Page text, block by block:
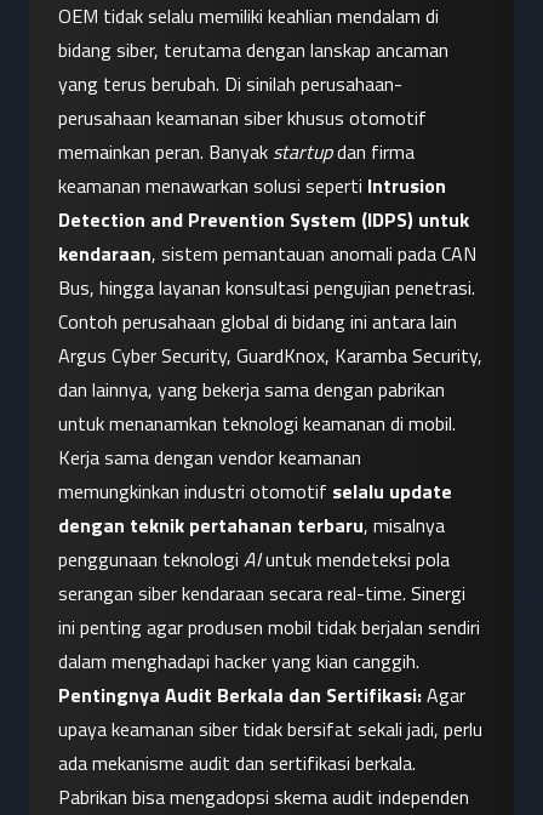
OEM tidak selalu memiliki keahlian mendalam di
bidang siber, terutama dengan lanskap ancaman
yang terus berubah. Di sinilah perusahaan-
perusahaan keamanan siber khusus otomotif
memainkan peran. Banyak startup dan firma
keamanan menawarkan solusi seperti Intrusion
Detection and Prevention System (IDPS) untuk
kendaraan, sistem pemantauan anomali pada CAN
Bus, hingga layanan konsultasi pengujian penetrasi.
Contoh perusahaan global di bidang ini antara lain
Argus Cyber Security, GuardKnox, Karamba Security,
dan lainnya, yang bekerja sama dengan pabrikan
untuk menanamkan teknologi keamanan di mobil.
Kerja sama dengan vendor keamanan
memungkinkan industri otomotif selalu update
dengan teknik pertahanan terbaru, misalnya
penggunaan teknologi AI untuk mendeteksi pola
serangan siber kendaraan secara real-time. Sinergi
ini penting agar produsen mobil tidak berjalan sendiri
dalam menghadapi hacker yang kian canggih.
Pentingnya Audit Berkala dan Sertifikasi: Agar
upaya keamanan siber tidak bersifat sekali jadi, perlu
ada mekanisme audit dan sertifikasi berkala.
Pabrikan bisa mengadopsi skema audit independen